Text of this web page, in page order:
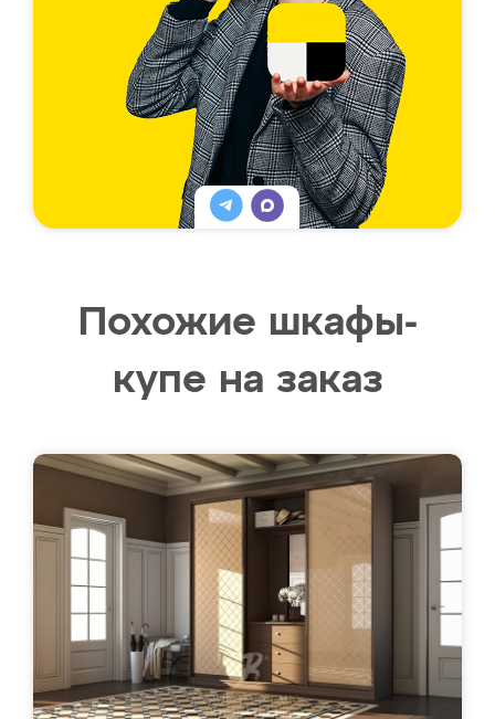
Похожие шкафы-
купе на заказ